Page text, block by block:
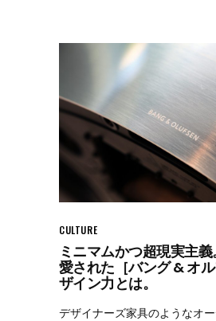
CULTURE
ミニマムかつ超現実主
愛された［バング & オ
ザイン力とは。
デザイナーズ家具のようなオ